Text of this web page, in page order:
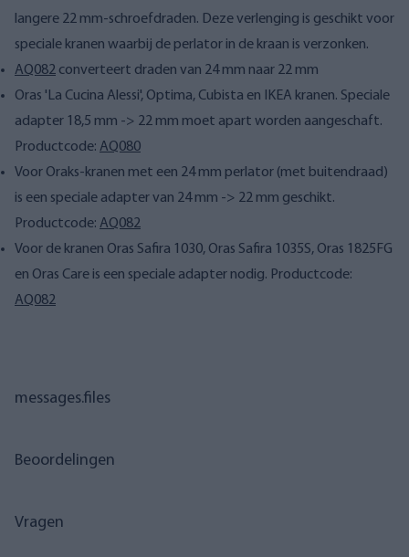
langere 22 mm-schroefdraden. Deze verlenging is geschikt voor
speciale kranen waarbij de perlator in de kraan is verzonken.
AQ082 converteert draden van 24 mm naar 22 mm
Oras 'La Cucina Alessi', Optima, Cubista en IKEA kranen. Speciale
adapter 18,5 mm -> 22 mm moet apart worden aangeschaft.
Productcode: AQ080
Voor Oraks-kranen met een 24 mm perlator (met buitendraad)
is een speciale adapter van 24 mm -> 22 mm geschikt.
Productcode: AQ082
Voor de kranen Oras Safira 1030, Oras Safira 1035S, Oras 1825FG
en Oras Care is een speciale adapter nodig. Productcode:
AQ082
messages.files
Beoordelingen
Vragen